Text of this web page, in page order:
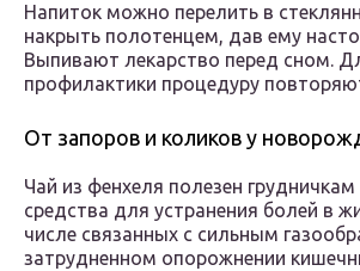
Напиток можно перелить в
накрыть полотенцем, дав ему
Выпивают лекарство перед сном.
профилактики процедуру
От запоров и коликов у
Чай из фенхеля полезен грудничкам
средства для устранения болей в
числе связанных с сильным
затрудненном опорожнении